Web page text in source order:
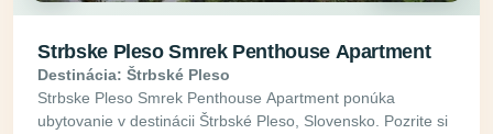
Strbske Pleso Smrek Penthouse Apartment
Destinácia: Štrbské Pleso
Strbske Pleso Smrek Penthouse Apartment ponúka
ubytovanie v destinácii Štrbské Pleso, Slovensko. Pozrite si